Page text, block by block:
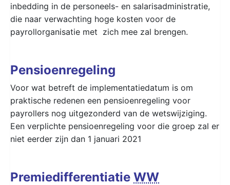
inbedding in de personeels- en salarisadministratie,
die naar verwachting hoge kosten voor de
payrollorganisatie met zich mee zal brengen.
Pensioenregeling
Voor wat betreft de implementatiedatum is om
praktische redenen een pensioenregeling voor
payrollers nog uitgezonderd van de wetswijziging.
Een verplichte pensioenregeling voor die groep zal er
niet eerder zijn dan 1 januari 2021
Premiedifferentiatie WW